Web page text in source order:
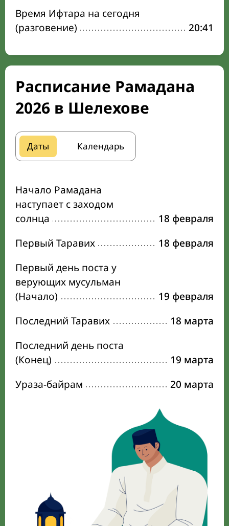
Время Ифтара на сегодня
(разговение)
20:41
Расписание Рамадана
2026 в Шелехове
Даты Календарь
Начало Рамадана
наступает с заходом
солнца
18 февраля
Первый Таравих
18 февраля
Первый день поста у
верующих мусульман
(Начало)
19 февраля
Последний Таравих
18 марта
Последний день поста
(Конец)
19 марта
Ураза-байрам
20 марта